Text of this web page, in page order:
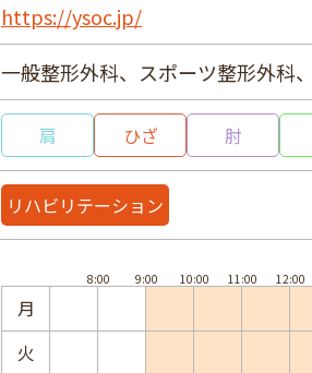
https://ysoc.jp/
一般整形外科、スポーツ整形外科
肩 ひざ 肘
リハビリテーション
月
火